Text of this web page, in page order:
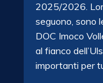
2025/2026.
seguono, sono
DOC Imoco
al fianco
importanti per